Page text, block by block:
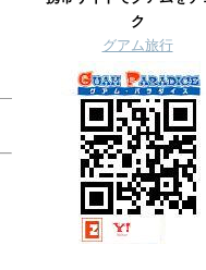
ク
グアム旅行